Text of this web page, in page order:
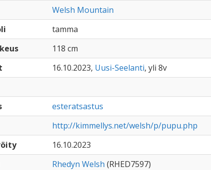
Welsh Mountain
tamma
118 cm
16.10.2023, Uusi-Seelanti, yli 8v
esteratsastus
http://kimmellys.net/welsh/p/pupu.php
16.10.2023
Rhedyn Welsh (RHED7597)